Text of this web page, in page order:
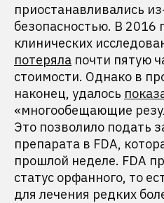
приостанавливались
безопасностью. В 2016
клинических
потеряла почти пятую
стоимости. Однако в
наконец, удалось
«многообещающие
Это позволило подать
препарата в FDA,
прошлой неделе. FDA
статус орфанного, то
для лечения редких